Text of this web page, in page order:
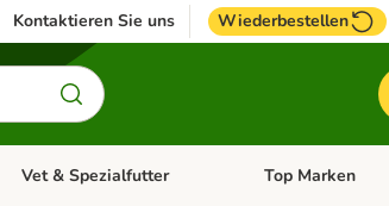
Kontaktieren Sie uns Wiederbestellen
Kategorie-Menü öffnen: Weitere Tiere
Vet & Spezialfutter Kategorie-Menü
Top Marken